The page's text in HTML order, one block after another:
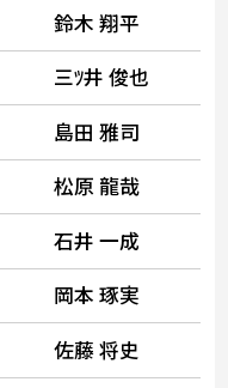
鈴木 翔平
三ﾂ井 俊也
島田 雅司
松原 龍哉
石井 一成
岡本 琢実
佐藤 将史